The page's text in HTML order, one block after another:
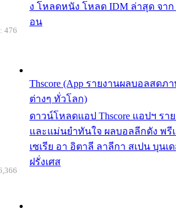
ง โหลดหนัง โหลด IDM ล่าสุด จาก
อน
Thscore (App รายงานผลบอลสด
ต่างๆ ทั่วโลก)
ดาวน์โหลดแอป Thscore แอปฯ รา
และแม่นยำทันใจ ผลบอลลีกดัง พรี
เซเรีย อา อิตาลี ลาลีกา สเปน บุนเ
ฝรั่งเศส
476